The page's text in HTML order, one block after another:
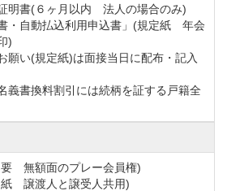
】16,500円（税込）→【改定
ブ
倶楽部
明書(６ヶ月以内 法人の場合のみ)
・自動払込利用申込書」(規定紙 年会
)
願い(規定紙)は面接当日に配布・記入
義書換料割引には続柄を証する戸籍全
要 無額面のプレー会員権)
紙 譲渡人と譲受人共用)